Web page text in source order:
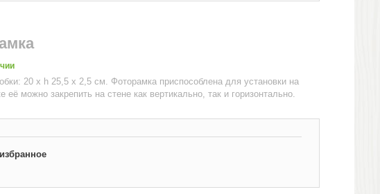
20 х h 25,5 х 2,5 см. Фоторамка приспособлена для установки на
её можно закрепить на стене как вертикально, так и горизонтально.